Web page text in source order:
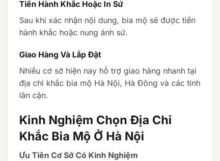
Tiến Hành Khắc Hoặc In Sứ
Sau khi xác nhận nội dung, bia mộ sẽ được tiến
hành khắc hoặc nung ảnh sứ.
Giao Hàng Và Lắp Đặt
Nhiều cơ sở hiện nay hỗ trợ giao hàng nhanh tại
địa chỉ khắc bia mộ Hà Nội, Hà Đông và các tỉnh
lân cận.
Kinh Nghiệm Chọn Địa Chỉ
Khắc Bia Mộ Ở Hà Nội
Ưu Tiên Cơ Sở Có Kinh Nghiệm